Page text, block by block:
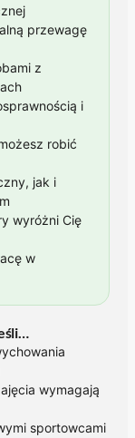
przewagę
z
i
robić
jak i
wyróżni Cię
w
wymagają
sportowcami